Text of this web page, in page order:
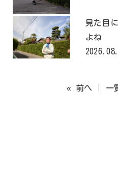
見た目
よね
« 前へ 一